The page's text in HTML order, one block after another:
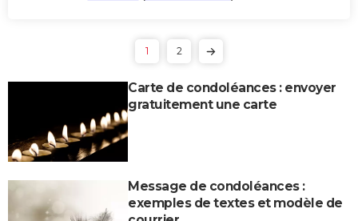
1 2
Carte de condoléances : envoyer
gratuitement une carte
Message de condoléances :
exemples de textes et modèle de